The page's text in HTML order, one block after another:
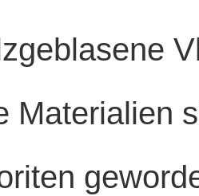
Materialien